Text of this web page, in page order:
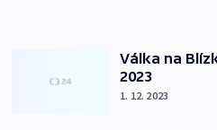
Válka na
2023
1. 12. 2023